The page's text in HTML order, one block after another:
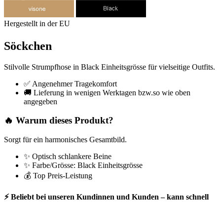
Hergestellt in der EU
Söckchen
Stilvolle Strumpfhose in Black Einheitsgrösse für vielseitige Outfits.
✅ Angenehmer Tragekomfort
🚚 Lieferung in wenigen Werktagen bzw.so wie oben
angegeben
🔥 Warum dieses Produkt?
Sorgt für ein harmonisches Gesamtbild.
✨ Optisch schlankere Beine
✨ Farbe/Grösse: Black Einheitsgrösse
💰 Top Preis-Leistung
⚡ Beliebt bei unseren Kundinnen und Kunden – kann schnell